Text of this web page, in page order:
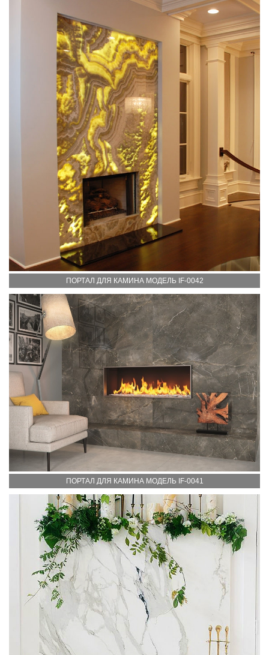
ПОРТАЛ ДЛЯ КАМИНА МОДЕЛЬ IF-0042
ПОРТАЛ ДЛЯ КАМИНА МОДЕЛЬ IF-0041